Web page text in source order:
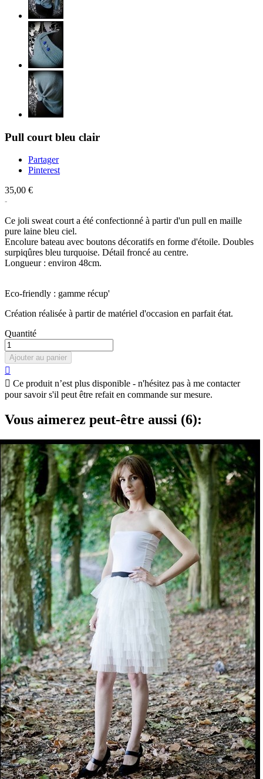
Pull court bleu clair
Partager
Pinterest
35,00 €
Ce joli sweat court a été confectionné à partir d'un pull en maille
pure laine bleu ciel.
Encolure bateau avec boutons décoratifs en forme d'étoile. Doubles
surpiqûres bleu turquoise. Détail froncé au centre.
Longueur : environ 48cm.
Eco-friendly : gamme récup'
Création réalisée à partir de matériel d'occasion en parfait état.
Quantité
Ajouter au panier

 Ce produit n’est plus disponible - n'hésitez pas à me contacter
pour savoir s'il peut être refait en commande sur mesure.
Vous aimerez peut-être aussi (6):